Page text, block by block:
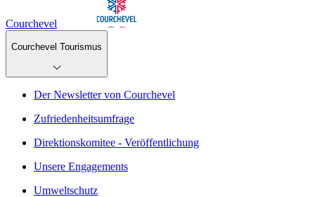
Courchevel
Courchevel Tourismus
Der Newsletter von Courchevel
Zufriedenheitsumfrage
Direktionskomitee - Veröffentlichung
Unsere Engagements
Umweltschutz